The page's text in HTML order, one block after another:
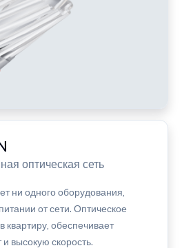
оптическая сеть
ни одного оборудования,
от сети. Оптическое
квартиру, обеспечивает
высокую скорость.